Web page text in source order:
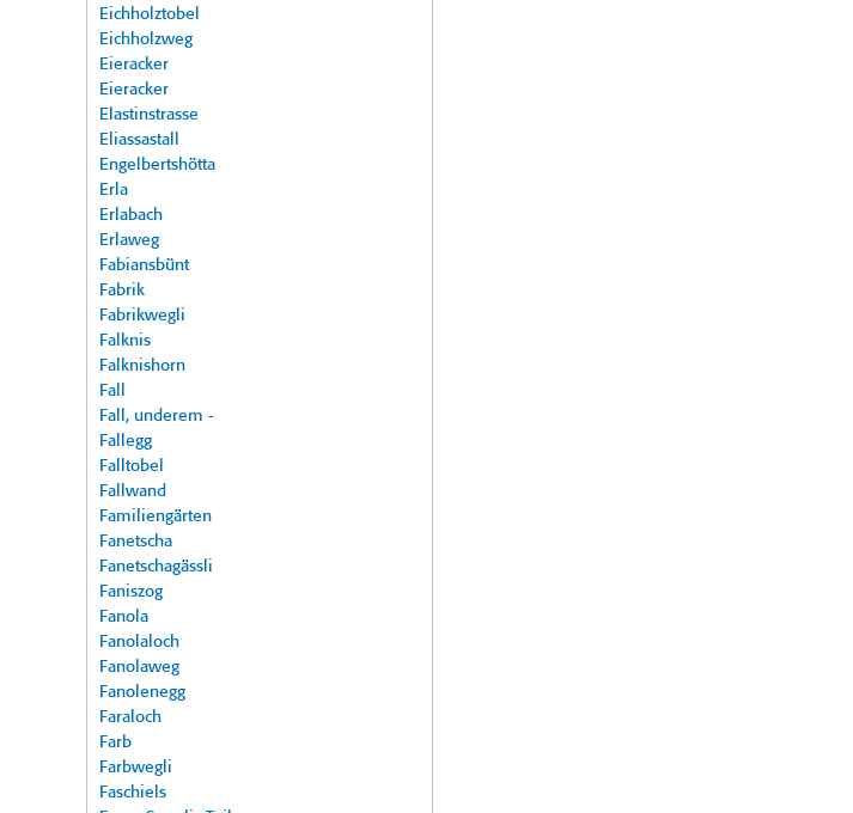
Eichholztobel
Eichholzweg
Eieracker
Eieracker
Elastinstrasse
Eliassastall
Engelbertshötta
Erla
Erlabach
Erlaweg
Fabiansbünt
Fabrik
Fabrikwegli
Falknis
Falknishorn
Fall
Fall, underem -
Fallegg
Falltobel
Fallwand
Familiengärten
Fanetscha
Fanetschagässli
Faniszog
Fanola
Fanolaloch
Fanolaweg
Fanolenegg
Faraloch
Farb
Farbwegli
Faschiels